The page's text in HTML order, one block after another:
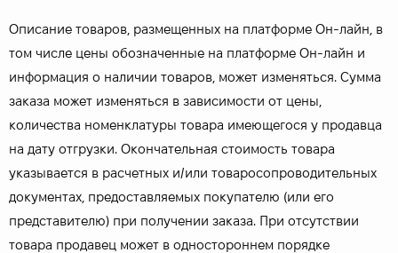
Описание товаров, размещенных на платформе Он-лайн, в
том числе цены обозначенные на платформе Он-лайн и
информация о наличии товаров, может изменяться. Сумма
заказа может изменяться в зависимости от цены,
количества номенклатуры товара имеющегося у продавца
на дату отгрузки. Окончательная стоимость товара
указывается в расчетных и/или товаросопроводительных
документах, предоставляемых покупателю (или его
представителю) при получении заказа. При отсутствии
товара продавец может в одностороннем порядке